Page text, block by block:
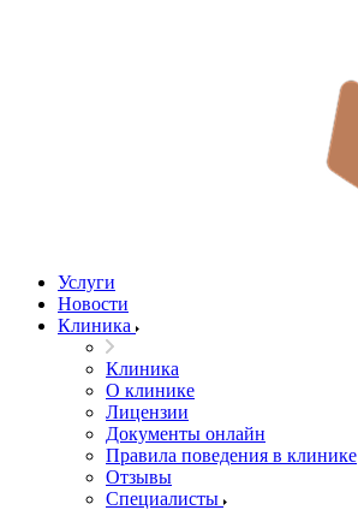
Услуги
Новости
Клиника
Клиника
О клинике
Лицензии
Документы онлайн
Правила поведения в клинике
Отзывы
Специалисты